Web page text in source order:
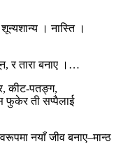
। नास्ति ।
र तारा बनाए ।…
कीट-पतङ्ग,
फुकेर ती सप्पैलाई
नयाँ जीव बनाए–मान्ठ